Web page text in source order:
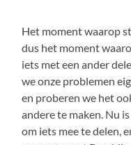
Het moment waarop
dus het moment
iets met een ander
we onze problemen
en proberen we het
andere te maken. Nu
om iets mee te delen,